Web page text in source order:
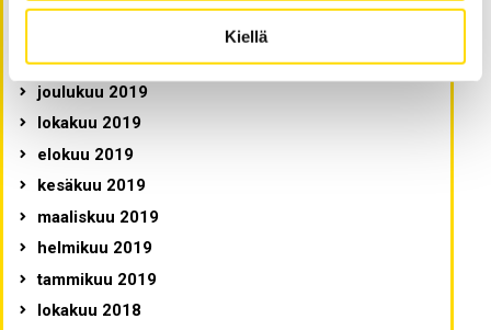
Kiellä
tammikuu 2020
joulukuu 2019
lokakuu 2019
elokuu 2019
kesäkuu 2019
maaliskuu 2019
helmikuu 2019
tammikuu 2019
lokakuu 2018